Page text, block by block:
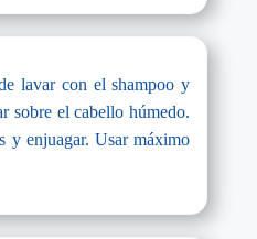
lavar con el shampoo y
sobre el cabello húmedo.
y enjuagar. Usar máximo